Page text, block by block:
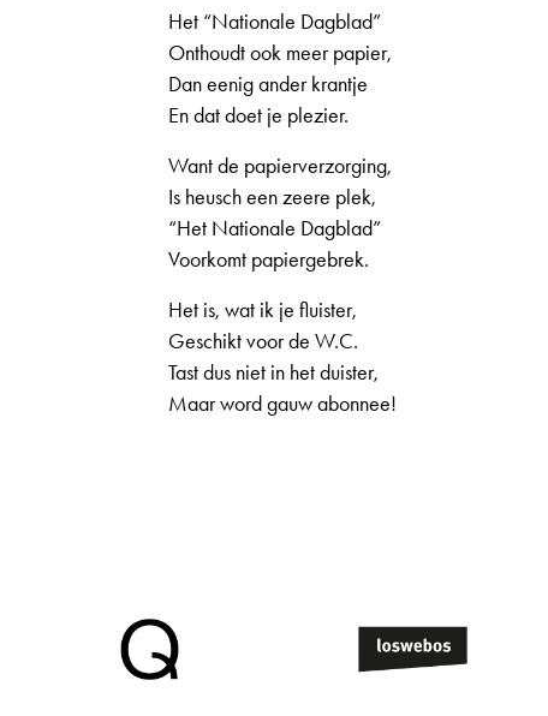
Het “Nationale Dagblad”
Onthoudt ook meer papier,
Dan eenig ander krantje
En dat doet je plezier.
Want de papierverzorging,
Is heusch een zeere plek,
“Het Nationale Dagblad”
Voorkomt papiergebrek.
Het is, wat ik je fluister,
Geschikt voor de W.C.
Tast dus niet in het duister,
Maar word gauw abonnee!